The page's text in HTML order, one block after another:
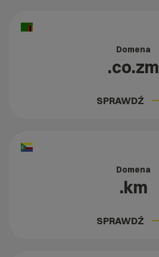
Domena
.co.zm
SPRAWDŹ
Domena
.km
SPRAWDŹ